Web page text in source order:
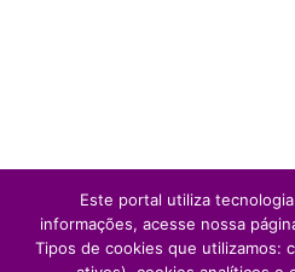
Este portal utiliza
informações, acesse nossa
Tipos de cookies que utilizamos: